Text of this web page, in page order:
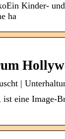
Kinder-
ha
|
eine Image-